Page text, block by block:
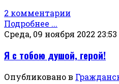
2 комментарии
Подробнее ...
Среда, 09 ноября 2022 23:53
Я с тобою душой, герой!
Опубликовано в